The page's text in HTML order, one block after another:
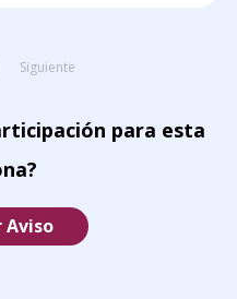
Siguiente
para esta
Aviso